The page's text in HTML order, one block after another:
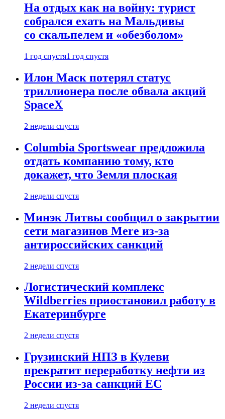
На отдых как на войну: турист
собрался ехать на Мальдивы
со скальпелем и «обезболом»
1 год спустя1 год спустя
Илон Маск потерял статус
триллионера после обвала акций
SpaceX
2 недели спустя
Columbia Sportswear предложила
отдать компанию тому, кто
докажет, что Земля плоская
2 недели спустя
Минэк Литвы сообщил о закрытии
сети магазинов Mere из-за
антироссийских санкций
2 недели спустя
Логистический комплекс
Wildberries приостановил работу в
Екатеринбурге
2 недели спустя
Грузинский НПЗ в Кулеви
прекратит переработку нефти из
России из-за санкций ЕС
2 недели спустя